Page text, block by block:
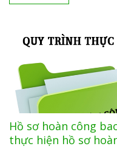
Hồ sơ hoàn công
thực hiện hồ sơ